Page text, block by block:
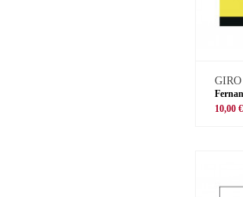
10,00 €